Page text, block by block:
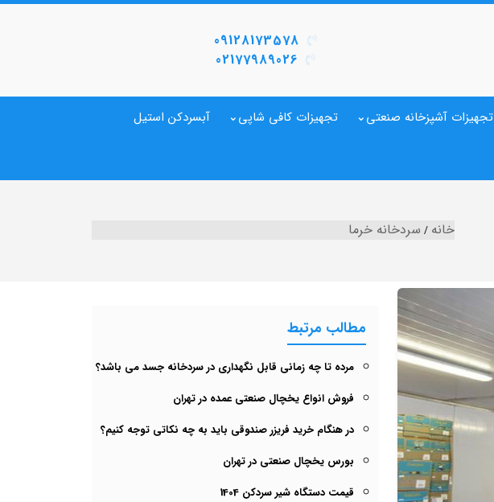
09128173578
02177989026
تجهیزات آشپزخانه صنعتی تجهیزات کافی شاپی آبسردکن استیل
خانه سردخانه خرما
مطالب مرتبط
مرده تا چه زمانی قابل نگهداری در سردخانه جسد می باشد؟
فروش انواع یخچال صنعتی عمده در تهران
در هنگام خرید فریزر صندوقی باید به چه نکاتی توجه کنیم؟
بورس یخچال صنعتی در تهران
قیمت دستگاه شیر سردکن 1404